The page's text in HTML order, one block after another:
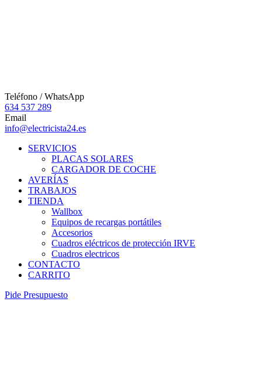
Teléfono / WhatsApp
634 537 289
Email
info@electricista24.es
SERVICIOS
PLACAS SOLARES
CARGADOR DE COCHE
AVERÍAS
TRABAJOS
TIENDA
Wallbox
Equipos de recargas portátiles
Accesorios
Cuadros eléctricos de protección IRVE
Cuadros electricos
CONTACTO
CARRITO
Pide Presupuesto